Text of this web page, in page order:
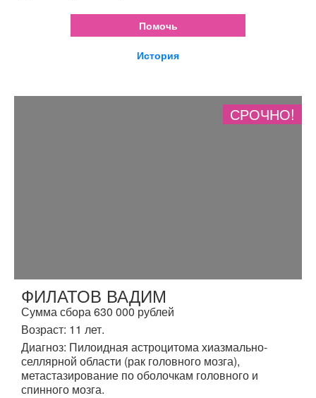
Помочь
История
СРОЧНО!
ФИЛАТОВ ВАДИМ
Сумма сбора 630 000 рублей
Возраст: 11 лет.
Диагноз: Пилоидная астроцитома хиазмально-
селлярной области (рак головного мозга),
метастазирование по оболочкам головного и
спинного мозга.